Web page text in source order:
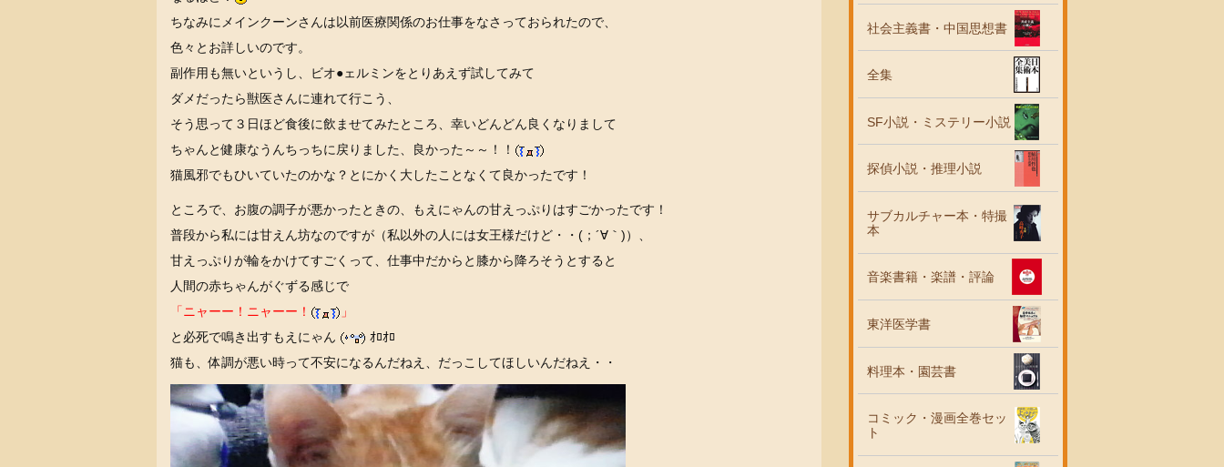
ちなみにメインクーンさんは以前医療関係のお仕事をなさっておられたので、
色々とお詳しいのです。
副作用も無いというし、ビオ●ェルミンをとりあえず試してみて
ダメだったら獣医さんに連れて行こう、
そう思って３日ほど食後に飲ませてみたところ、幸いどんどん良くなりまして
ちゃんと健康なうんちっちに戻りました、良かった～～！！
猫風邪でもひいていたのかな？とにかく大したことなくて良かったです！
ところで、お腹の調子が悪かったときの、もえにゃんの甘えっぷりはすごかったです！
普段から私には甘えん坊なのですが（私以外の人には女王様だけど・・(；´∀｀)）、
甘えっぷりが輪をかけてすごくって、仕事中だからと膝から降ろそうとすると
人間の赤ちゃんがぐずる感じで
「ニャーー！ニャーー！
」
と必死で鳴き出すもえにゃん
ｵﾛｵﾛ
猫も、体調が悪い時って不安になるんだねえ、だっこしてほしいんだねえ・・
社会主義書・中国思想書
全集
SF小説・ミステリー小説
探偵小説・推理小説
サブカルチャー本・特撮
本
音楽書籍・楽譜・評論
東洋医学書
料理本・園芸書
コミック・漫画全巻セッ
ト